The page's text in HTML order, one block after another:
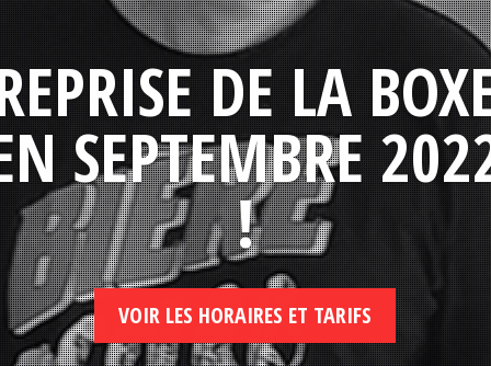
DE LA
SEPTEMBRE
!
VOIR LES HORAIRES ET TARIFS